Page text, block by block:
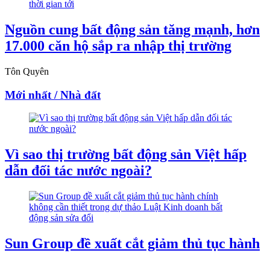
Nguồn cung bất động sản tăng mạnh, hơn
17.000 căn hộ sắp ra nhập thị trường
Tôn Quyên
Mới nhất / Nhà đất
Vì sao thị trường bất động sản Việt hấp
dẫn đối tác nước ngoài?
Sun Group đề xuất cắt giảm thủ tục hành